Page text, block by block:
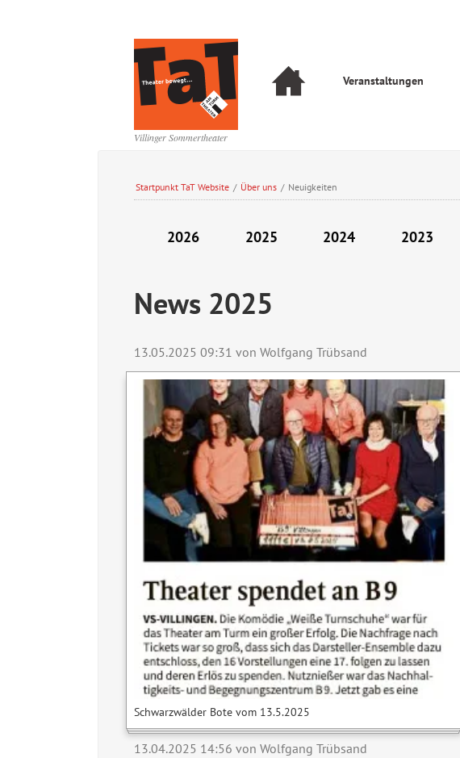
Villinger Sommertheater
Navigation
überspringen
Veranstaltungen
Startpunkt TaT Website / Über uns / Neuigkeiten
2026 2025 2024 2023
News 2025
13.05.2025 09:31 von Wolfgang Trübsand
Schwarzwälder Bote vom 13.5.2025
13.04.2025 14:56 von Wolfgang Trübsand